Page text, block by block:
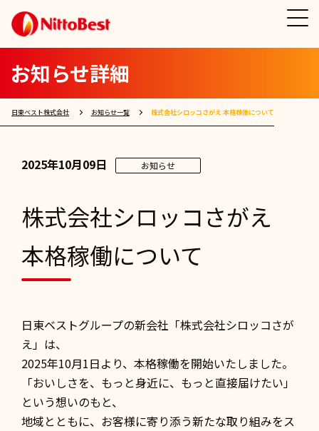
お知らせ詳細
日東ベスト株式会社 お知らせ一覧 株式会社シロッコさがえ 本格稼働について
2025年10月09日 お知らせ
株式会社シロッコさがえ
本格稼働について
日東ベストグループの新会社「株式会社シロッコさが
え」は、
2025年10月1日より、本格稼働を開始いたしました。
「おいしさを、もっと身近に、もっと直接届けたい」
という想いのもと、
地域とともに、お客様に寄り添う新たな取り組みをス